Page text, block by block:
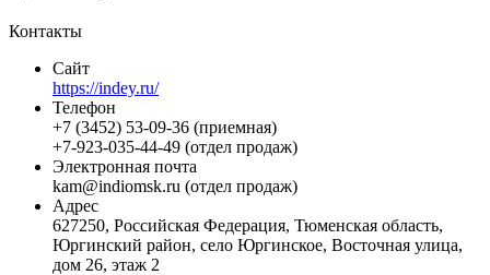
Контакты
Сайт
https://indey.ru/
Телефон
+7 (3452) 53-09-36 (приемная)
+7-923-035-44-49 (отдел продаж)
Электронная почта
kam@indiomsk.ru (отдел продаж)
Адрес
627250, Российская Федерация, Тюменская область,
Юргинский район, село Юргинское, Восточная улица,
дом 26, этаж 2